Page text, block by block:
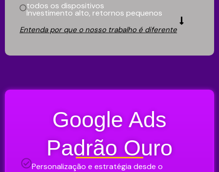
todos os dispositivos
Investimento alto, retornos pequenos
Entenda por que o nosso trabalho é diferente
Google Ads
Padrão Ouro
Personalização e estratégia desde o